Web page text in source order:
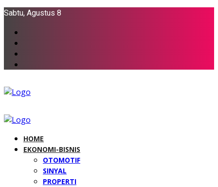
Sabtu, Agustus 8
HOME
EKONOMI-BISNIS
OTOMOTIF
SINYAL
PROPERTI